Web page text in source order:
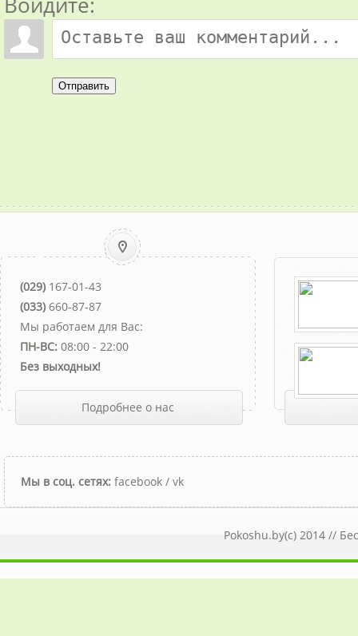
Отправить
(029) 167-01-43
(033) 660-87-87
Мы работаем для Вас:
ПН-ВС: 08:00 - 22:00
Без выходных!
Подробнее о нас
Мы в соц. сетях: facebook / vk
Pokoshu.by(c) 2014 //